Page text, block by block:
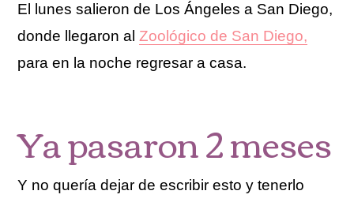
El lunes salieron de Los Ángeles a San Diego,
donde llegaron alZoológico de San Diego,
para en la noche regresar a casa.
Ya pasaron 2 meses
Y no quería dejar de escribir esto y tenerlo